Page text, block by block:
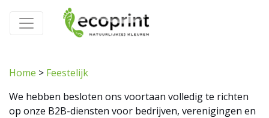
Home > Feestelijk
We hebben besloten ons voortaan volledig te richten
op onze B2B-diensten voor bedrijven, verenigingen en